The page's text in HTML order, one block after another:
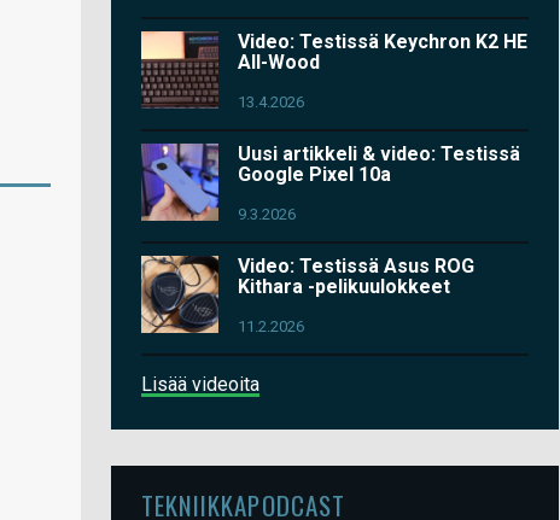
Video: Testissä Keychron K2 HE
All-Wood
13.4.2026
Uusi artikkeli & video: Testissä
Google Pixel 10a
9.3.2026
Video: Testissä Asus ROG
Kithara -pelikuulokkeet
11.2.2026
Lisää videoita
TEKNIIKKAPODCAST